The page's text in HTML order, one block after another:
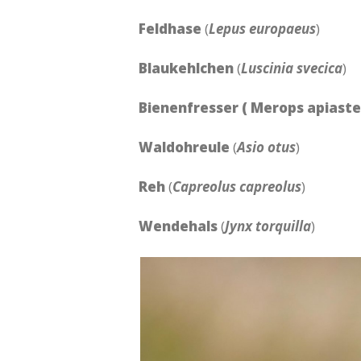
Feldhase (Lepus europaeus)
Blaukehlchen(Luscinia svecica)
Bienenfresser ( Merops
Waldohreule (Asio otus)
Reh(Capreolus capreolus)
Wendehals(Jynx torquilla)